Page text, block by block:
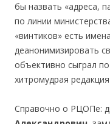
бы назвать «адреса,
по линии
«винтиков» есть
деанонимизировать
объективно сыграл
хитромудрая
Cправочно о РЦОПе: